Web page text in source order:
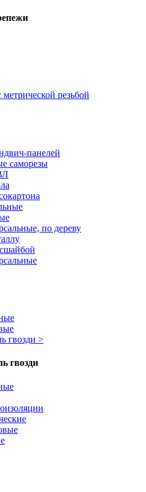
резьбой
панелей
саморезы
по дереву
гвозди >
гвозди